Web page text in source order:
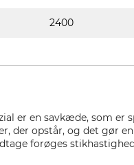
2400
er en savkæde, som
der opstår, og det gør
forøges